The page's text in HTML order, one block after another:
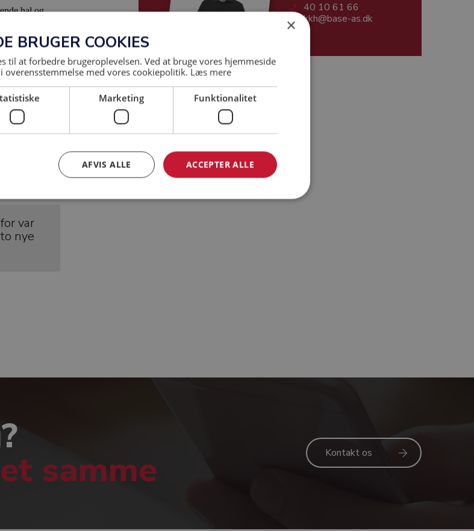
hal og
værdi
og
var
nye
40 10 61 66
kkh@base-as.dk
Kurt Kjersgaard Hansen
samme Kontakt os
×
BRUGER COOKIES
til at forbedre brugeroplevelsen. Ved at bruge vores hjemmeside
overensstemmelse med vores cookiepolitik. Læs mere
Marketing Funktionalitet
ACCEPTER ALLE
AFVIS ALLE